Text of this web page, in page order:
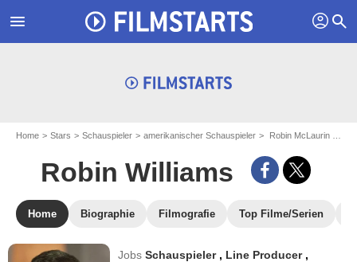
menu profil search
Home Stars Schauspieler amerikanischer Schauspieler Robin McLaurin Williams - aka : Robin Williams
Robin Williams
Home Biographie Filmografie Top Filme/Serien
JobsSchauspieler , Line Producer ,